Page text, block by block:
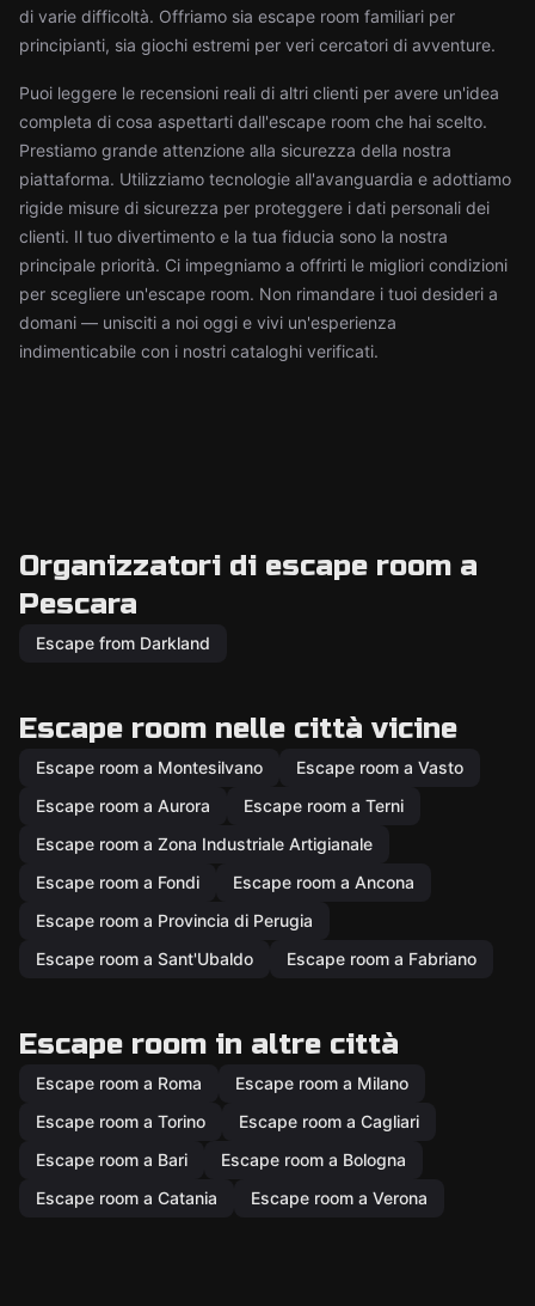
di varie difficoltà. Offriamo sia escape room familiari per
principianti, sia giochi estremi per veri cercatori di avventure.
Puoi leggere le recensioni reali di altri clienti per avere un'idea
completa di cosa aspettarti dall'escape room che hai scelto.
Prestiamo grande attenzione alla sicurezza della nostra
piattaforma. Utilizziamo tecnologie all'avanguardia e adottiamo
rigide misure di sicurezza per proteggere i dati personali dei
clienti. Il tuo divertimento e la tua fiducia sono la nostra
principale priorità. Ci impegniamo a offrirti le migliori condizioni
per scegliere un'escape room. Non rimandare i tuoi desideri a
domani — unisciti a noi oggi e vivi un'esperienza
indimenticabile con i nostri cataloghi verificati.
Organizzatori di escape room a
Pescara
Escape from Darkland
Escape room nelle città vicine
Escape room a Montesilvano
Escape room a Vasto
Escape room a Aurora
Escape room a Terni
Escape room a Zona Industriale Artigianale
Escape room a Fondi
Escape room a Ancona
Escape room a Provincia di Perugia
Escape room a Sant'Ubaldo
Escape room a Fabriano
Escape room in altre città
Escape room a Roma
Escape room a Milano
Escape room a Torino
Escape room a Cagliari
Escape room a Bari
Escape room a Bologna
Escape room a Catania
Escape room a Verona